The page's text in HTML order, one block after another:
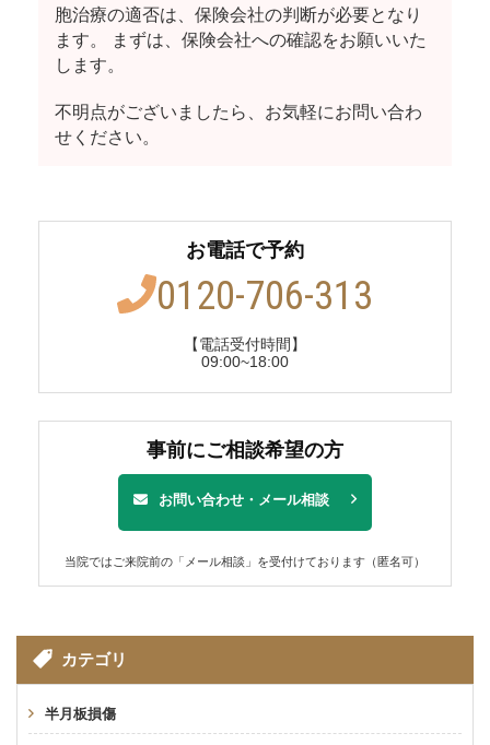
胞治療の適否は、保険会社の判断が必要となり
ます。 まずは、保険会社への確認をお願いいた
します。
不明点がございましたら、お気軽にお問い合わ
せください。
お電話で予約
0120-706-313
【電話受付時間】
09:00~18:00
事前にご相談希望の方
お問い合わせ・メール相談
当院ではご来院前の「メール相談」を受付けております（匿名可）
カテゴリ
半月板損傷